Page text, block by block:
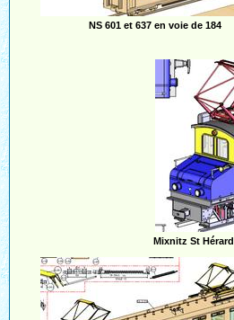
NS 601 et 637 en voie de 184
Mixnitz St Hérard